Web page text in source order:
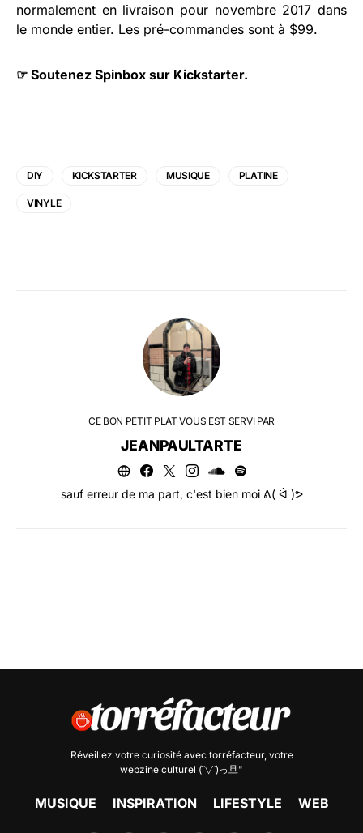
normalement en livraison pour novembre 2017 dans
le monde entier. Les pré-commandes sont à $99.
☞ Soutenez Spinbox sur Kickstarter.
DIY KICKSTARTER MUSIQUE PLATINE
VINYLE
CE BON PETIT PLAT VOUS EST SERVI PAR
JEANPAULTARTE
sauf erreur de ma part, c'est bien moi ᕕ( ᐛ )ᕗ
Réveillez votre curiosité avec torréfacteur, votre
webzine culturel (˘▽˘)っ旦"
MUSIQUE INSPIRATION LIFESTYLE WEB